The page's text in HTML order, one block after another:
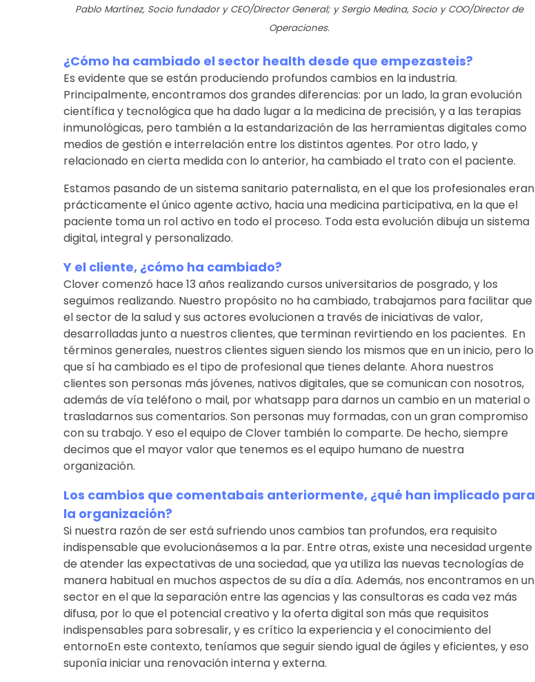
Pablo Martínez, Socio fundador y CEO/Director General; y Sergio Medina, Socio y COO/Director de
Operaciones.
¿Cómo ha cambiado el sector health desde que empezasteis?
Es evidente que se están produciendo profundos cambios en la industria.
Principalmente, encontramos dos grandes diferencias: por un lado, la gran evolución
científica y tecnológica que ha dado lugar a la medicina de precisión, y a las terapias
inmunológicas, pero también a la estandarización de las herramientas digitales como
medios de gestión e interrelación entre los distintos agentes. Por otro lado, y
relacionado en cierta medida con lo anterior, ha cambiado el trato con el paciente.
Estamos pasando de un sistema sanitario paternalista, en el que los profesionales eran
prácticamente el único agente activo, hacia una medicina participativa, en la que el
paciente toma un rol activo en todo el proceso. Toda esta evolución dibuja un sistema
digital, integral y personalizado.
Y el cliente, ¿cómo ha cambiado?
Clover comenzó hace 13 años realizando cursos universitarios de posgrado, y los
seguimos realizando. Nuestro propósito no ha cambiado, trabajamos para facilitar que
el sector de la salud y sus actores evolucionen a través de iniciativas de valor,
desarrolladas junto a nuestros clientes, que terminan revirtiendo en los pacientes. En
términos generales, nuestros clientes siguen siendo los mismos que en un inicio, pero lo
que sí ha cambiado es el tipo de profesional que tienes delante. Ahora nuestros
clientes son personas más jóvenes, nativos digitales, que se comunican con nosotros,
además de vía teléfono o mail, por whatsapp para darnos un cambio en un material o
trasladarnos sus comentarios. Son personas muy formadas, con un gran compromiso
con su trabajo. Y eso el equipo de Clover también lo comparte. De hecho, siempre
decimos que el mayor valor que tenemos es el equipo humano de nuestra
organización.
Los cambios que comentabais anteriormente, ¿qué han implicado para
la organización?
Si nuestra razón de ser está sufriendo unos cambios tan profundos, era requisito
indispensable que evolucionásemos a la par. Entre otras, existe una necesidad urgente
de atender las expectativas de una sociedad, que ya utiliza las nuevas tecnologías de
manera habitual en muchos aspectos de su día a día. Además, nos encontramos en un
sector en el que la separación entre las agencias y las consultoras es cada vez más
difusa, por lo que el potencial creativo y la oferta digital son más que requisitos
indispensables para sobresalir, y es crítico la experiencia y el conocimiento del
entornoEn este contexto, teníamos que seguir siendo igual de ágiles y eficientes, y eso
suponía iniciar una renovación interna y externa.